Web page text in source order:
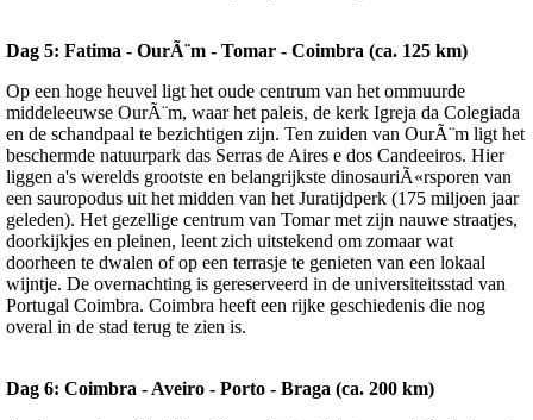
Dag 5: Fatima - OurÃ¨m - Tomar - Coimbra (ca. 125 km)
Op een hoge heuvel ligt het oude centrum van het ommuurde
middeleeuwse OurÃ¨m, waar het paleis, de kerk Igreja da Colegiada
en de schandpaal te bezichtigen zijn. Ten zuiden van OurÃ¨m ligt het
beschermde natuurpark das Serras de Aires e dos Candeeiros. Hier
liggen a's werelds grootste en belangrijkste dinosauriÃ«rsporen van
een sauropodus uit het midden van het Juratijdperk (175 miljoen jaar
geleden). Het gezellige centrum van Tomar met zijn nauwe straatjes,
doorkijkjes en pleinen, leent zich uitstekend om zomaar wat
doorheen te dwalen of op een terrasje te genieten van een lokaal
wijntje. De overnachting is gereserveerd in de universiteitsstad van
Portugal Coimbra. Coimbra heeft een rijke geschiedenis die nog
overal in de stad terug te zien is.
Dag 6: Coimbra - Aveiro - Porto - Braga (ca. 200 km)